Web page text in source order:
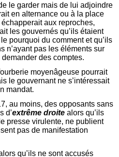
le garder mais de lui adjoindre
en alternance ou à la place
aux reproches,
les gouvernés qu’ils étaient
pourquoi du comment et qu’ils
n’ayant pas les éléments sur
des comptes.
moyenâgeuse pourrait
le gouvernant ne s’intéressait
mandat.
au moins, des opposants sans
d’extrême droitealors qu’ils
presse virulente, ne publient
pas de manifestation
qu’ils ne sont accusés